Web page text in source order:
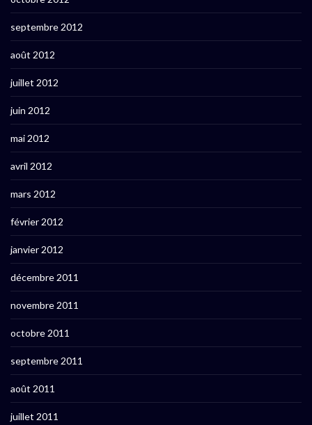
septembre 2012
août 2012
juillet 2012
juin 2012
mai 2012
avril 2012
mars 2012
février 2012
janvier 2012
décembre 2011
novembre 2011
octobre 2011
septembre 2011
août 2011
juillet 2011